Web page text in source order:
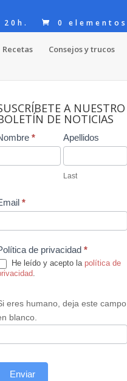
20h.
0 elementos
Recetas Consejos y trucos
A NUESTRO
DE NOTICIAS
* Apellidos
Last
*
de privacidad *
He leído y acepto la política de
.
eres humano, deja este campo
blanco.
Enviar